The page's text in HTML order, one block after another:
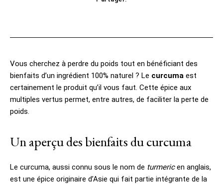
Vous cherchez à perdre du poids tout en bénéficiant des
bienfaits d’un ingrédient 100% naturel ? Le curcuma est
certainement le produit qu’il vous faut. Cette épice aux
multiples vertus permet, entre autres, de faciliter la perte de
poids.
Un aperçu des bienfaits du curcuma
Le curcuma, aussi connu sous le nom de turmericen anglais,
est une épice originaire d’Asie qui fait partie intégrante de la